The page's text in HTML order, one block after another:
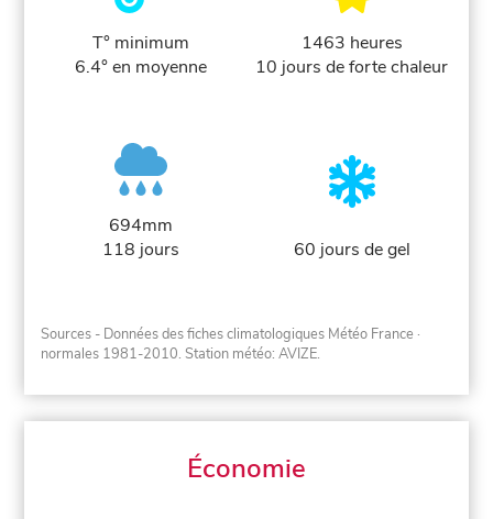
T° minimum
6.4° en moyenne
1463 heures
10 jours de forte chaleur
694mm
118 jours
60 jours de gel
Sources - Données des fiches climatologiques Météo France ·
normales 1981-2010. Station météo: AVIZE.
Économie